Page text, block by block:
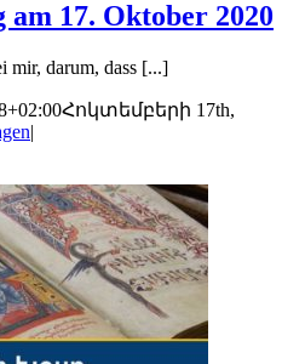
17. Oktober 2020
mir, darum, dass [...]
Հոկտեմբերի 17th,
|